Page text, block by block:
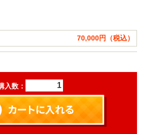
70,000円（税込）
入数：